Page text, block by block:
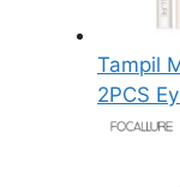
Tampil
2PCS